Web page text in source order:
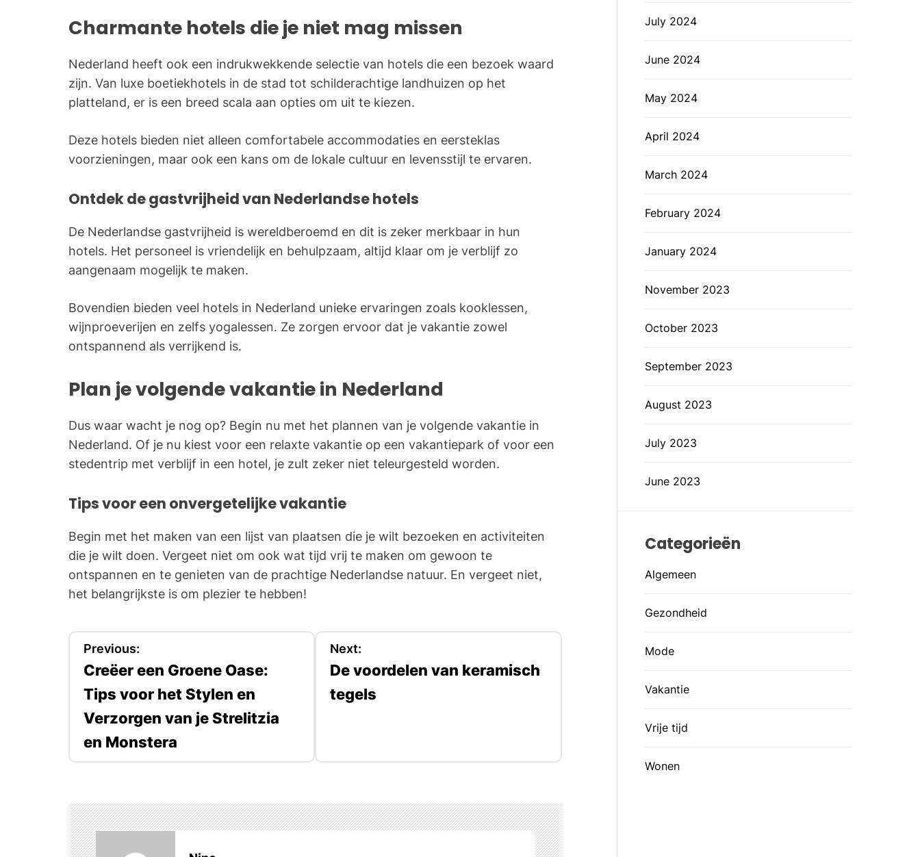
Charmante hotels die je niet mag missen
Nederland heeft ook een indrukwekkende selectie van hotels die een bezoek waard
zijn. Van luxe boetiekhotels in de stad tot schilderachtige landhuizen op het
platteland, er is een breed scala aan opties om uit te kiezen.
Deze hotels bieden niet alleen comfortabele accommodaties en eersteklas
voorzieningen, maar ook een kans om de lokale cultuur en levensstijl te ervaren.
Ontdek de gastvrijheid van Nederlandse hotels
De Nederlandse gastvrijheid is wereldberoemd en dit is zeker merkbaar in hun
hotels. Het personeel is vriendelijk en behulpzaam, altijd klaar om je verblijf zo
aangenaam mogelijk te maken.
Bovendien bieden veel hotels in Nederland unieke ervaringen zoals kooklessen,
wijnproeverijen en zelfs yogalessen. Ze zorgen ervoor dat je vakantie zowel
ontspannend als verrijkend is.
Plan je volgende vakantie in Nederland
Dus waar wacht je nog op? Begin nu met het plannen van je volgende vakantie in
Nederland. Of je nu kiest voor een relaxte vakantie op een vakantiepark of voor een
stedentrip met verblijf in een hotel, je zult zeker niet teleurgesteld worden.
Tips voor een onvergetelijke vakantie
Begin met het maken van een lijst van plaatsen die je wilt bezoeken en activiteiten
die je wilt doen. Vergeet niet om ook wat tijd vrij te maken om gewoon te
ontspannen en te genieten van de prachtige Nederlandse natuur. En vergeet niet,
het belangrijkste is om plezier te hebben!
n
v
i
Previous:
Creëer een Groene Oase:
Tips voor het Stylen en
Verzorgen van je Strelitzia
en Monstera
Next:
De voordelen van keramisch
tegels
July 2024
June 2024
May 2024
April 2024
March 2024
February 2024
January 2024
November 2023
October 2023
September 2023
August 2023
July 2023
June 2023
Categorieën
Algemeen
Gezondheid
Mode
Vakantie
Vrije tijd
Wonen